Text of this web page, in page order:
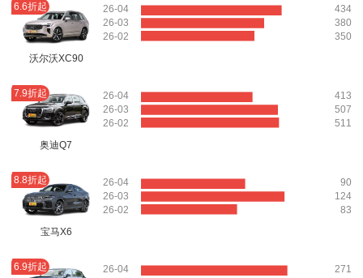
6.6折起
沃尔沃XC90
26-04
26-03
26-02
434
380
350
7.9折起
奥迪Q7
26-04
26-03
26-02
413
507
511
8.8折起
宝马X6
26-04
26-03
26-02
90
124
83
6.9折起
26-04
271